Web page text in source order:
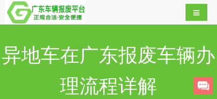
异地车在广东报废车辆办
理流程详解